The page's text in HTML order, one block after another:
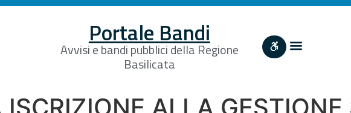
Portale Bandi
Avvisi e bandi pubblici della Regione
Basilicata